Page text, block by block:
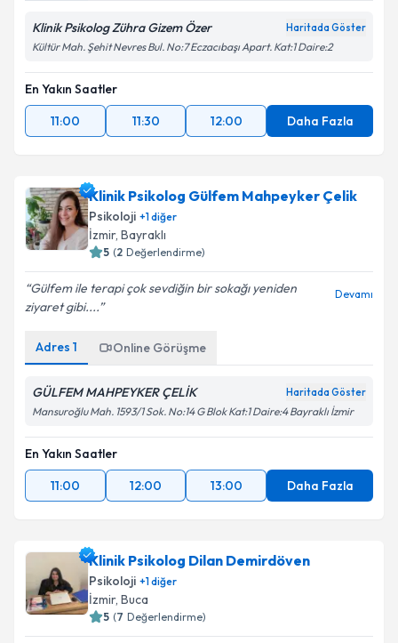
Klinik Psikolog Zühra Gizem Özer Haritada Göster
Kültür Mah. Şehit Nevres Bul. No:7 Eczacıbaşı Apart. Kat:1 Daire:2
En Yakın Saatler
11:00
11:30 12:00 Daha Fazla
Klinik Psikolog Gülfem Mahpeyker Çelik
Psikoloji +1diğer
İzmir, Bayraklı
5 (2 Değerlendirme)
Gülfem ile terapi çok sevdiğin bir sokağı yeniden
ziyaret gibi....
Devamı
Adres 1 Online Görüşme
GÜLFEM MAHPEYKER ÇELİK Haritada Göster
Mansuroğlu Mah. 1593/1 Sok. No:14 G Blok Kat:1 Daire:4 Bayraklı İzmir
En Yakın Saatler
11:00
12:00 13:00 Daha Fazla
Klinik Psikolog Dilan Demirdöven
Psikoloji +1diğer
İzmir, Buca
5 (7 Değerlendirme)